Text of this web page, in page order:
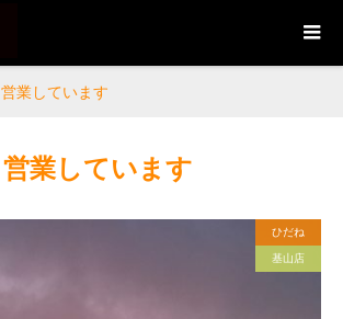
営業しています
営業しています
ひだね
基山店